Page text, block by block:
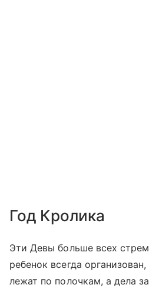
Год Кролика
Эти Девы больше всех
ребенок всегда
лежат по полочкам, а дела